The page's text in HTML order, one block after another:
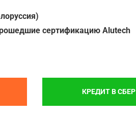
сертификацию Alutech
КРЕДИТ В СБЕР